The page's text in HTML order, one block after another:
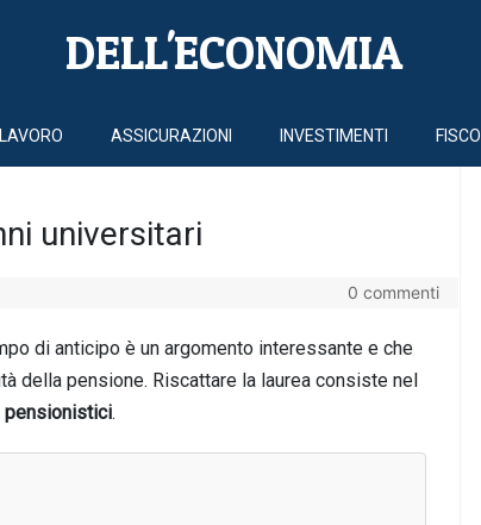
DELL'ECONOMIA
LAVORO ASSICURAZIONI INVESTIMENTI FISCO
universitari
0 commenti
di anticipo è un argomento interessante e che
della pensione. Riscattare la laurea consiste nel
pensionistici.